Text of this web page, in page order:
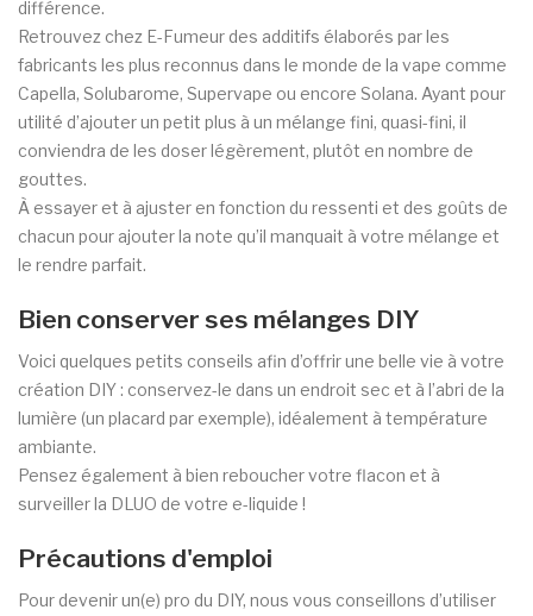
différence.
Retrouvez chez E-Fumeur des additifs élaborés par les
fabricants les plus reconnus dans le monde de la vape comme
Capella, Solubarome, Supervape ou encore Solana. Ayant pour
utilité d’ajouter un petit plus à un mélange fini, quasi-fini, il
conviendra de les doser légèrement, plutôt en nombre de
gouttes.
À essayer et à ajuster en fonction du ressenti et des goûts de
chacun pour ajouter la note qu’il manquait à votre mélange et
le rendre parfait.
Bien conserver ses mélanges DIY
Voici quelques petits conseils afin d’offrir une belle vie à votre
création DIY : conservez-le dans un endroit sec et à l’abri de la
lumière (un placard par exemple), idéalement à température
ambiante.
Pensez également à bien reboucher votre flacon et à
surveiller la DLUO de votre e-liquide !
Précautions d'emploi
Pour devenir un(e) pro du DIY, nous vous conseillons d’utiliser